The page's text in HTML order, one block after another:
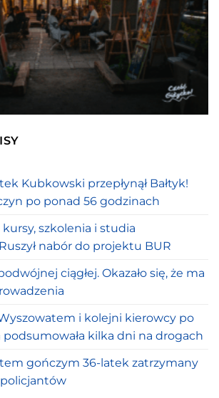
Kubkowski przepłynął Bałtyk!
po ponad 56 godzinach
szkolenia i studia
nabór do projektu BUR
ciągłej. Okazało się, że ma
i kolejni kierowcy po
podsumowała kilka dni na drogach
gończym 36-latek zatrzymany